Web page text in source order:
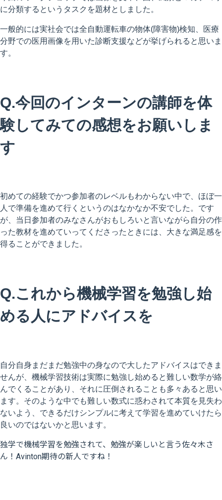
に分類するというタスクを題材としました。
一般的には実社会では全自動運転車の物体(障害物)検知、
医療
分野での医用画像を用いた診断支援などが挙げられると思いま
す。
Q.今回のインターンの講師を体
験してみての感想をお願いしま
す
初めての経験でかつ参加者のレベルもわからない中で、 ほぼ一
人で準備を進めて行くというのはなかなか不安でした。 です
が、 当日参加者のみなさんがおもしろいと言いながら自分の作
った教材を進めていってくださったときには、 大きな満足感を
得ることができました。
Q.これから機械学習を勉強し始
める人にアドバイスを
自分自身まだまだ勉強中の身なので大したアドバイスはできま
せんが、 機械学習技術は実際に勉強し始めると難しい数学が絡
んでくること があり、それに圧倒されることも多々あると思い
ます。 そのような中でも難しい数式に惑わされて本質を見失わ
ないよう、 できるだけシンプルに考えて学習を進めていけたら
良いのではないかと思います。
独学で機械学習を勉強されて、勉強が楽しいと言う佐々木さ
ん！Avinton期待の新人ですね！